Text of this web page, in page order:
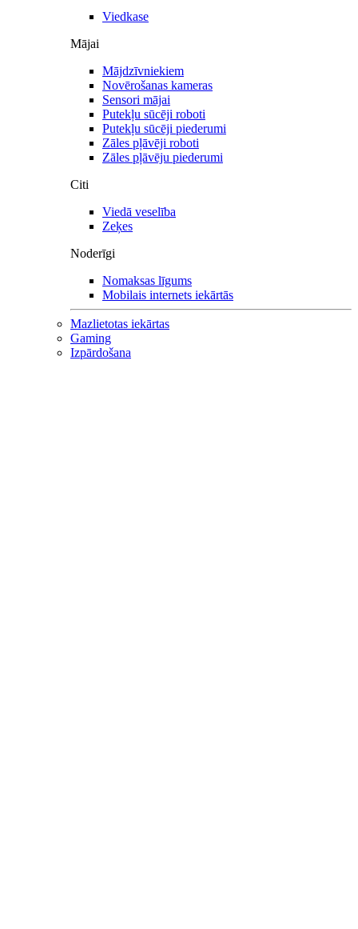
Viedkase
Mājai
Mājdzīvniekiem
Novērošanas kameras
Sensori mājai
Putekļu sūcēji roboti
Putekļu sūcēji piederumi
Zāles pļāvēji roboti
Zāles pļāvēju piederumi
Citi
Viedā veselība
Zeķes
Noderīgi
Nomaksas līgums
Mobilais internets iekārtās
Mazlietotas iekārtas
Gaming
Izpārdošana